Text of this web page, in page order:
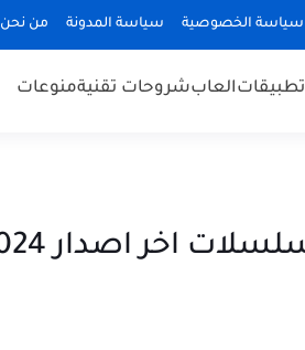
سياسة الخصوصية سياسة المدونة من نحن
تطبيقاتالعابشروحات تقنيةمنوعات